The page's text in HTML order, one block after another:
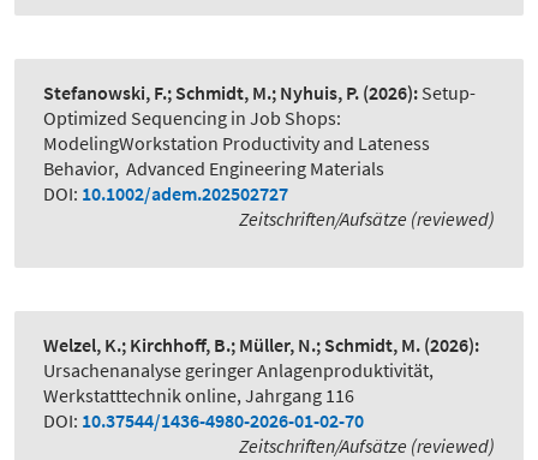
Stefanowski, F.; Schmidt, M.; Nyhuis, P. (2026): Setup-
Optimized Sequencing in Job Shops:
ModelingWorkstation Productivity and Lateness
Behavior, Advanced Engineering Materials
DOI: 10.1002/adem.202502727
Zeitschriften/Aufsätze (reviewed)
Welzel, K.; Kirchhoff, B.; Müller, N.; Schmidt, M. (2026):
Ursachenanalyse geringer Anlagenproduktivität,
Werkstatttechnik online, Jahrgang 116
DOI: 10.37544/1436-4980-2026-01-02-70
Zeitschriften/Aufsätze (reviewed)